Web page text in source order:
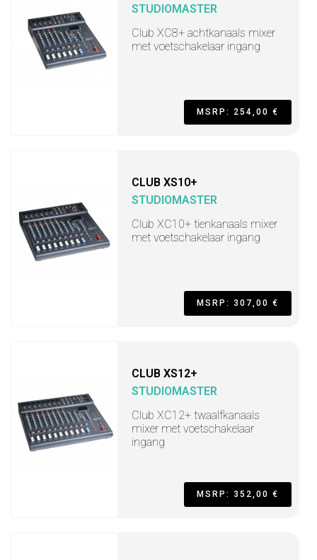
STUDIOMASTER
Club XC8+ achtkanaals mixer
met voetschakelaar ingang
MSRP: 254,00 €
CLUB XS10+
STUDIOMASTER
Club XC10+ tienkanaals mixer
met voetschakelaar ingang
MSRP: 307,00 €
CLUB XS12+
STUDIOMASTER
Club XC12+ twaalfkanaals
mixer met voetschakelaar
ingang
MSRP: 352,00 €